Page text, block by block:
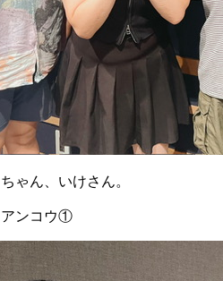
ゃん、いけさん。
アンコウ①